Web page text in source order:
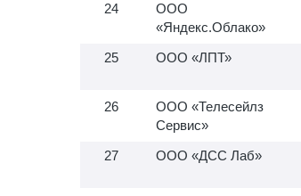
ООО
«Яндекс.Облако»
ООО «ЛПТ»
ООО «Телесейлз
Сервис»
ООО «ДСС Лаб»